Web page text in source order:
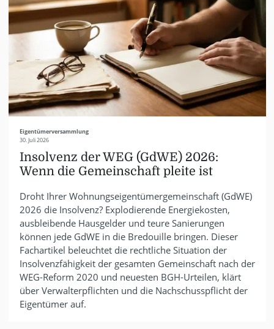
Eigentümerversammlung
30. Juli 2026
Insolvenz der WEG (GdWE) 2026:
Wenn die Gemeinschaft pleite ist
Droht Ihrer Wohnungseigentümergemeinschaft (GdWE)
2026 die Insolvenz? Explodierende Energiekosten,
ausbleibende Hausgelder und teure Sanierungen
können jede GdWE in die Bredouille bringen. Dieser
Fachartikel beleuchtet die rechtliche Situation der
Insolvenzfähigkeit der gesamten Gemeinschaft nach der
WEG-Reform 2020 und neuesten BGH-Urteilen, klärt
über Verwalterpflichten und die Nachschusspflicht der
Eigentümer auf.